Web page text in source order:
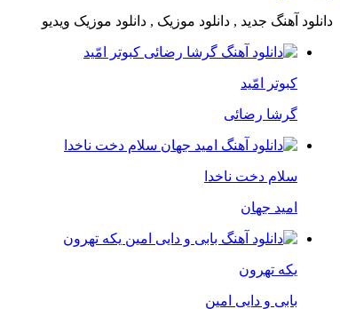
دانلود آهنگ جدید , دانلود موزیک , دانلود موزیک ویدیو
کبوتر امّید
گرشا رضائی
سلام دخت ناخدا
امید جهان
یکه تهرون
بابی و دایی امین